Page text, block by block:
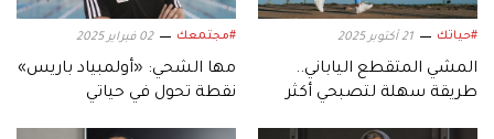
#حياتك 21 أكتوبر 2025
المشي المتقطع الياباني..
طريقة سهلة لتصبحي أكثر
#مجتمعك 02 فبراير 2025
مها الشحي: «أولمبياد باريس»
نقطة تحول في حياتي